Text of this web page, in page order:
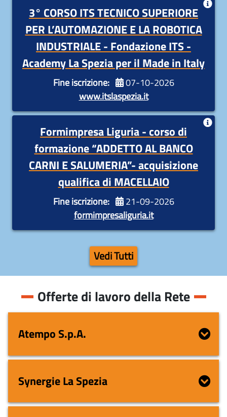
3° CORSO ITS TECNICO SUPERIORE
PER L’AUTOMAZIONE E LA ROBOTICA
INDUSTRIALE - Fondazione ITS -
Academy La Spezia per il Made in Italy
Fine iscrizione:
07-10-2026
www.itslaspezia.it
3° CORSO ITS TECNICO SUPERIORE PER
L’AUTOMAZIONE E LA ROBOTICA INDUSTRIALE
Fondazione ITS - Academy La Spezia per il Made
in Italy
1200 ore di attività didattiche, teoriche e
di laboratorio e 800 ore di attività di stage in
Formimpresa Liguria - corso di
formazione “ADDETTO AL BANCO
CARNI E SALUMERIA”- acquisizione
qualifica di MACELLAIO
Fine iscrizione:
21-09-2026
formimpresaliguria.it
Formimpresa Liguria - Corso di formazione
“ADDETTO AL BANCO CARNI E SALUMERIA” per
l’acquisizione della qualifica di MACELLAIO
SCADENZA ALLE ORE 12:00 DI LUNEDÌ 21
SETTEMBRE 2026
600 ore
Vedi Tutti
Offerte di lavoro della Rete
Atempo S.p.A.
Synergie La Spezia